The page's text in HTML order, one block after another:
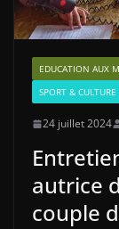
EDUCATION AUX
SPORT & CULTURE
24 juillet 2024
autrice
couple